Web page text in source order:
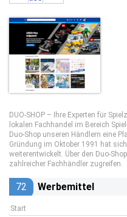
DUO-SHOP – Ihre Experten für
lokalen Fachhandel im Bereich
Duo-Shop unseren Händlern eine
Gründung im Oktober 1991 hat
weiterentwickelt. Über den Duo-
zahlreicher Fachhändler zugreifen.
72 Werbemittel
Start